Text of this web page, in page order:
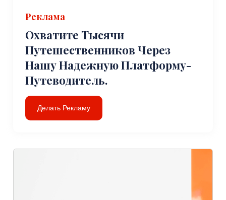
Реклама
Охватите Тысячи
Путешественников Через
Нашу Надежную Платформу-
Путеводитель.
Делать Рекламу